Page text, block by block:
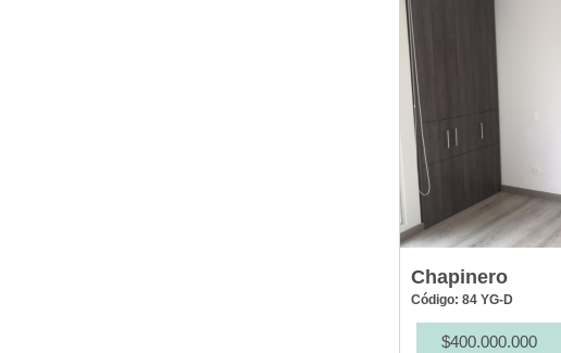
Chapinero
Código: 84 YG-D
$400.000.000